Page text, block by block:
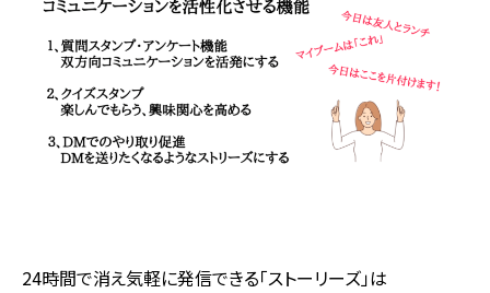
24時間で消え気軽に発信できる「ストーリーズ」は